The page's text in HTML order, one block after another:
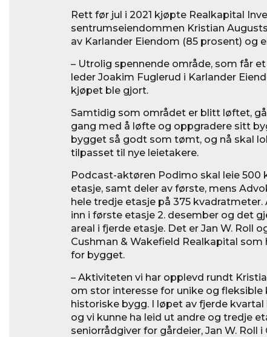
Rett før jul i 2021 kjøpte Realkapital
sentrumseiendommen Kristian
av Karlander Eiendom (85 prosent) og
– Utrolig spennende område, som får
leder Joakim Fuglerud i Karlander
kjøpet ble gjort.
Samtidig som området er blitt løftet,
gang med å løfte og oppgradere sitt
bygget så godt som tømt, og nå skal
tilpasset til nye leietakere.
Podcast-aktøren Podimo skal leie 500
etasje, samt deler av første, mens
hele tredje etasje på 375
inn i første etasje 2. desember og det
areal i fjerde etasje. Det er Jan W. Roll
Cushman & Wakefield Realkapital
for bygget.
– Aktiviteten vi har opplevd rundt
om stor interesse for unike og fleksible
historiske bygg. I løpet av fjerde
og vi kunne ha leid ut andre og tredje
seniorrådgiver for gårdeier, Jan W. Roll